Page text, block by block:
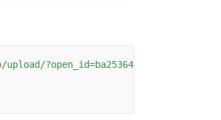
?open_id=ba253642-0590-40bc-9bdf-